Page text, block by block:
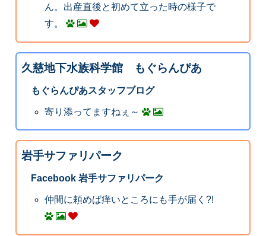
ん。出産直後と初めて立った時の様子で
す。
久慈地下水族科学館 もぐらんぴあ
もぐらんぴあスタッフブログ
寄り添ってますねぇ～
岩手サファリパーク
Facebook 岩手サファリパーク
仲間に頼めば痒いところにも手が届く?!